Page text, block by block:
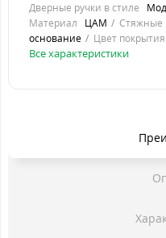
Дверные ручки в стиле
Материал
ЦАМ Стяжные
основание
Цвет покрытия
Все характеристики